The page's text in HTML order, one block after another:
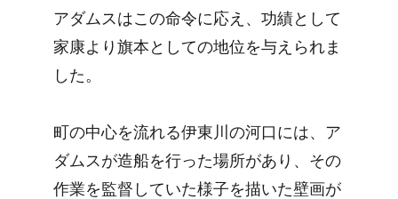
アダムスはこの命令に応え、功績として
家康より旗本としての地位を与えられま
した。
町の中心を流れる伊東川の河口には、ア
ダムスが造船を行った場所があり、その
作業を監督していた様子を描いた壁画が